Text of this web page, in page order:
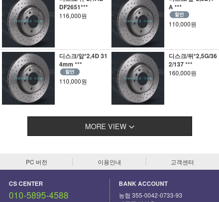
DF2651***
116,000원
A ***
110,000원
디스크/앞*2,4D 31
4mm ***
110,000원
디스크/뒤*2,5G/36
2/137 ***
160,000원
MORE VIEW
PC 버전 이용안내 고객센터
CS CENTER
010-5895-4588
BANK ACCOUNT
농협 355-0042-0733-93